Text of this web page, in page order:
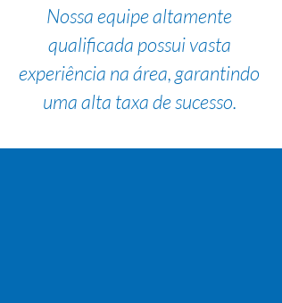
Nossa equipe altamente
qualificada possui vasta
experiência na área, garantindo
uma alta taxa de sucesso.